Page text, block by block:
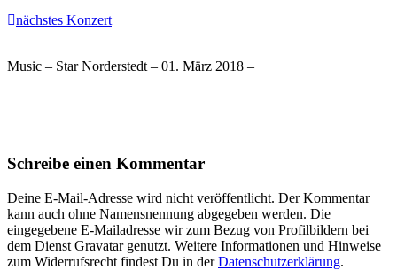
nächstes Konzert
Music – Star Norderstedt – 01. März 2018 –
Schreibe einen Kommentar
Deine E-Mail-Adresse wird nicht veröffentlicht. Der Kommentar
kann auch ohne Namensnennung abgegeben werden. Die
eingegebene E-Mailadresse wir zum Bezug von Profilbildern bei
dem Dienst Gravatar genutzt. Weitere Informationen und Hinweise
zum Widerrufsrecht findest Du in derDatenschutzerklärung.